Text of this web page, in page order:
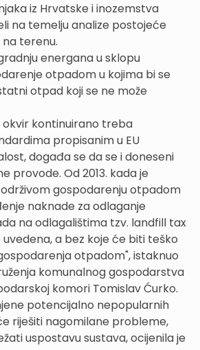
iz Hrvatske i inozemstva
na temelju analize postojeće
terenu.
energana u sklopu
otpadom u kojima bi se
otpad koji se ne može
okvir kontinuirano treba
propisanim u EU
događa se da se i doneseni
provode. Od 2013. kada je
gospodarenju otpadom
naknade za odlaganje
na odlagalištima tzv. landfill tax
uvedena, a bez koje će biti teško
otpadom", istaknuo
komunalnog gospodarstva
komori Tomislav Ćurko.
potencijalno nepopularnih
riješiti nagomilane probleme,
uspostavu sustava, ocijenila je